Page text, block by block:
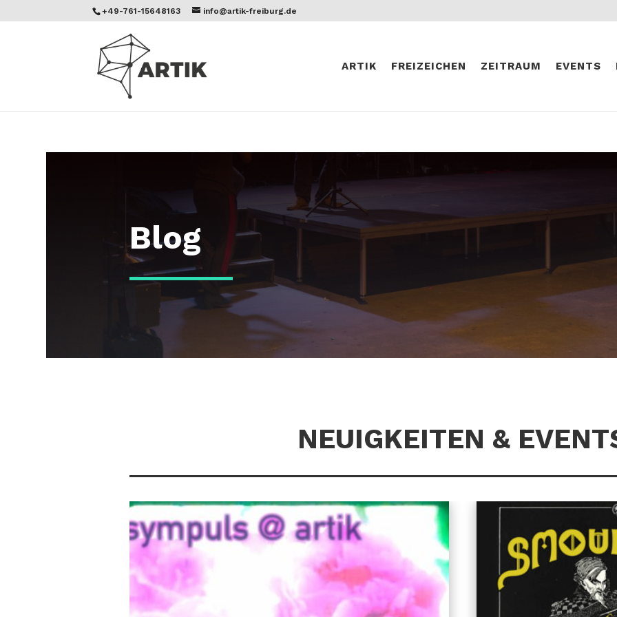
+49-761-15648163 info@artik-freiburg.de
ARTIK FREIZEICHEN ZEITRAUM EVENTS
Blog
NEUIGKEITEN &